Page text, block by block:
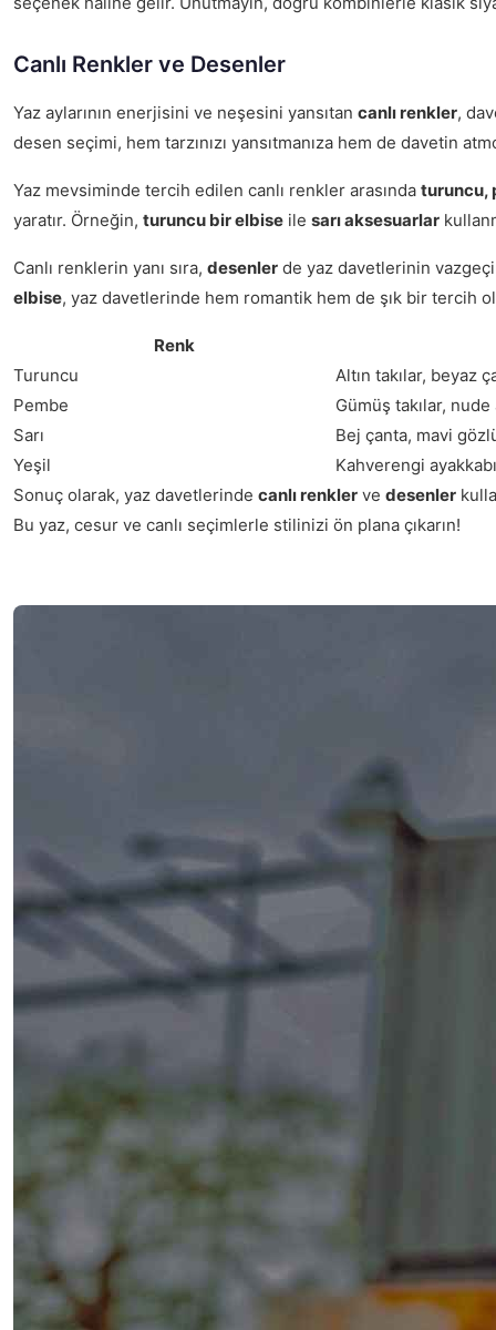
Canlı Renkler ve Desenler
Yaz aylarının enerjisini ve neşesini yansıtan canlı renkler,
desen seçimi, hem tarzınızı yansıtmanıza hem de davetin
Yaz mevsiminde tercih edilen canlı renkler arasında turuncu,
yaratır. Örneğin, turuncu bir elbise ile sarı aksesuarlar
Canlı renklerin yanı sıra, desenler de yaz davetlerinin
elbise, yaz davetlerinde hem romantik hem de şık bir tercih
Renk
Turuncu
Altın takılar, beyaz
Pembe
Gümüş takılar, nude
Sarı
Bej çanta, mavi
Yeşil
Kahverengi
Sonuç olarak, yaz davetlerinde canlı renkler ve desenler
Bu yaz, cesur ve canlı seçimlerle stilinizi ön plana çıkarın!